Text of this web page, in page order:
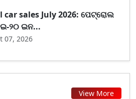
car sales July 2026: ପେଟ୍ରୋଲ
୨୦ ଇନ...
07, 2026
View More